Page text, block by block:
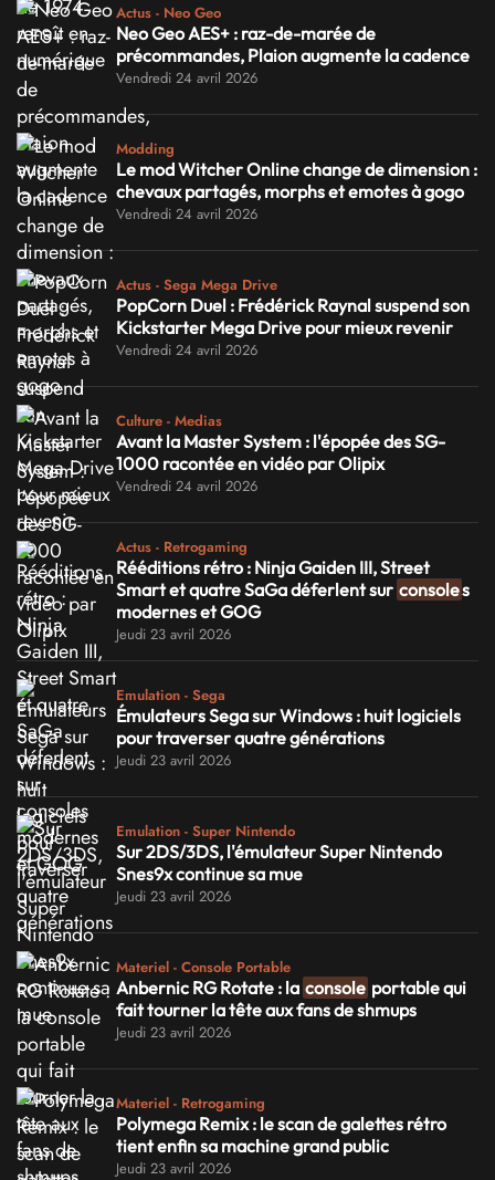
Actus - Neo Geo
Neo Geo AES+ : raz-de-marée de
précommandes, Plaion augmente la cadence
Vendredi 24 avril 2026
Modding
Le mod Witcher Online change de dimension :
chevaux partagés, morphs et emotes à gogo
Vendredi 24 avril 2026
Actus - Sega Mega Drive
PopCorn Duel : Frédérick Raynal suspend son
Kickstarter Mega Drive pour mieux revenir
Vendredi 24 avril 2026
Culture - Medias
Avant la Master System : l'épopée des SG-
1000 racontée en vidéo par Olipix
Vendredi 24 avril 2026
Actus - Retrogaming
Rééditions rétro : Ninja Gaiden III, Street
Smart et quatre SaGa déferlent sur consoles
modernes et GOG
Jeudi 23 avril 2026
Emulation - Sega
Émulateurs Sega sur Windows : huit logiciels
pour traverser quatre générations
Jeudi 23 avril 2026
Emulation - Super Nintendo
Sur 2DS/3DS, l'émulateur Super Nintendo
Snes9x continue sa mue
Jeudi 23 avril 2026
Materiel - Console Portable
Anbernic RG Rotate : la console portable qui
fait tourner la tête aux fans de shmups
Jeudi 23 avril 2026
Materiel - Retrogaming
Polymega Remix : le scan de galettes rétro
tient enfin sa machine grand public
Jeudi 23 avril 2026